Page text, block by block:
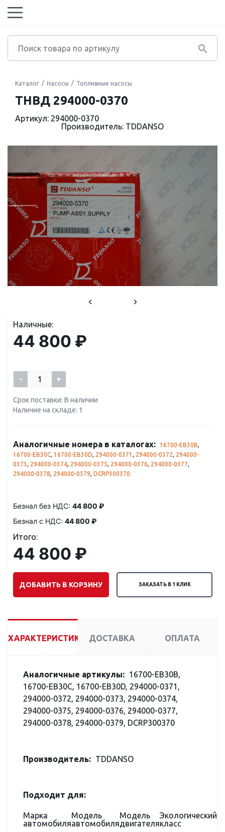
Каталог Насосы Топливные насосы
ТНВД 294000-0370
Артикул: 294000-0370
Производитель: TDDANSO
Наличные:
44 800 ₽
- +
Срок поставки: В наличии
Наличие на складе: 1
Аналогичные номера в каталогах: 16700-EB30B,
16700-EB30C, 16700-EB30D, 294000-0371 , 294000-0372, 294000-
0373, 294000-0374, 294000-0375, 294000-0376, 294000-0377,
294000-0378, 294000-0379, DCRP300370
Безнал без НДС: 44 800 ₽
Безнал с НДС: 44 800 ₽
Итого:
44 800 ₽
ДОБАВИТЬ В КОРЗИНУ ЗАКАЗАТЬ В 1 КЛИК
ХАРАКТЕРИСТИКИ ДОСТАВКА ОПЛАТА
Аналогичные артикулы: 16700-EB30B,
16700-EB30C, 16700-EB30D, 294000-0371,
294000-0372, 294000-0373, 294000-0374,
294000-0375, 294000-0376, 294000-0377,
294000-0378, 294000-0379, DCRP300370
Производитель: TDDANSO
Подходит для:
Марка
автомобиля
Модель
автомобиля
Модель
двигателя
Экологический
класс